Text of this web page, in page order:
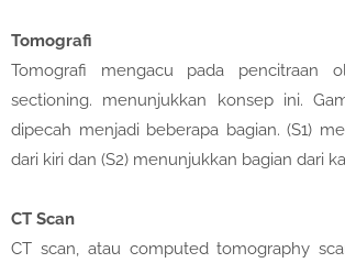
Tomografi
Tomografi mengacu pada pencitraan
sectioning. menunjukkan konsep ini.
dipecah menjadi beberapa bagian. (S1)
dari kiri dan (S2) menunjukkan bagian dari
CT Scan
CT scan, atau computed tomography